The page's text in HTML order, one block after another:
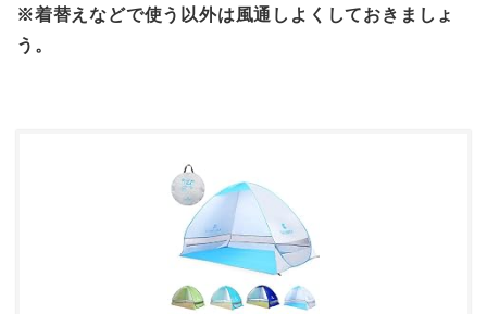
※着替えなどで使う以外は風通しよくしておきましょ
う。